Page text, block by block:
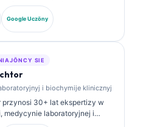
laboratoryjnej i analizie
certyfikaty z
szeroko na temat
Google Uczōny
SIE
i biochymije klinicznyj
przynosi 30+ lat ekspertizy w
medycynie laboratoryjnej i
Były Prezes